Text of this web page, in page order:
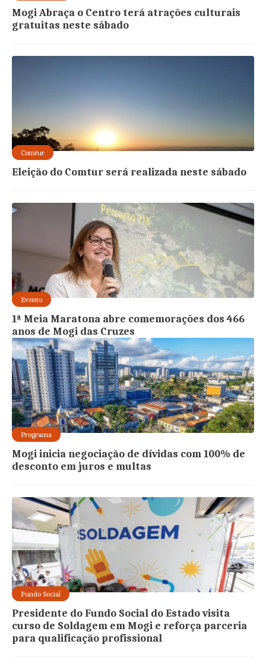
Mogi Abraça o Centro terá atrações culturais
gratuitas neste sábado
Comtur
Eleição do Comtur será realizada neste sábado
Evento
1ª Meia Maratona abre comemorações dos 466
anos de Mogi das Cruzes
Programa
Mogi inicia negociação de dívidas com 100% de
desconto em juros e multas
Fundo Social
Presidente do Fundo Social do Estado visita
curso de Soldagem em Mogi e reforça parceria
para qualificação profissional